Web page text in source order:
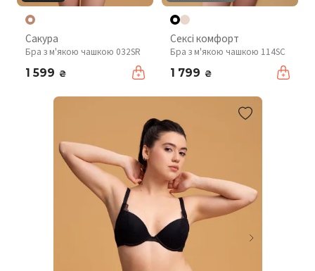
Сакура
Бра з м'якою чашкою 032SR
1 599 ₴
Сексі комфорт
Бра з м'якою чашкою 114SC
1 799 ₴